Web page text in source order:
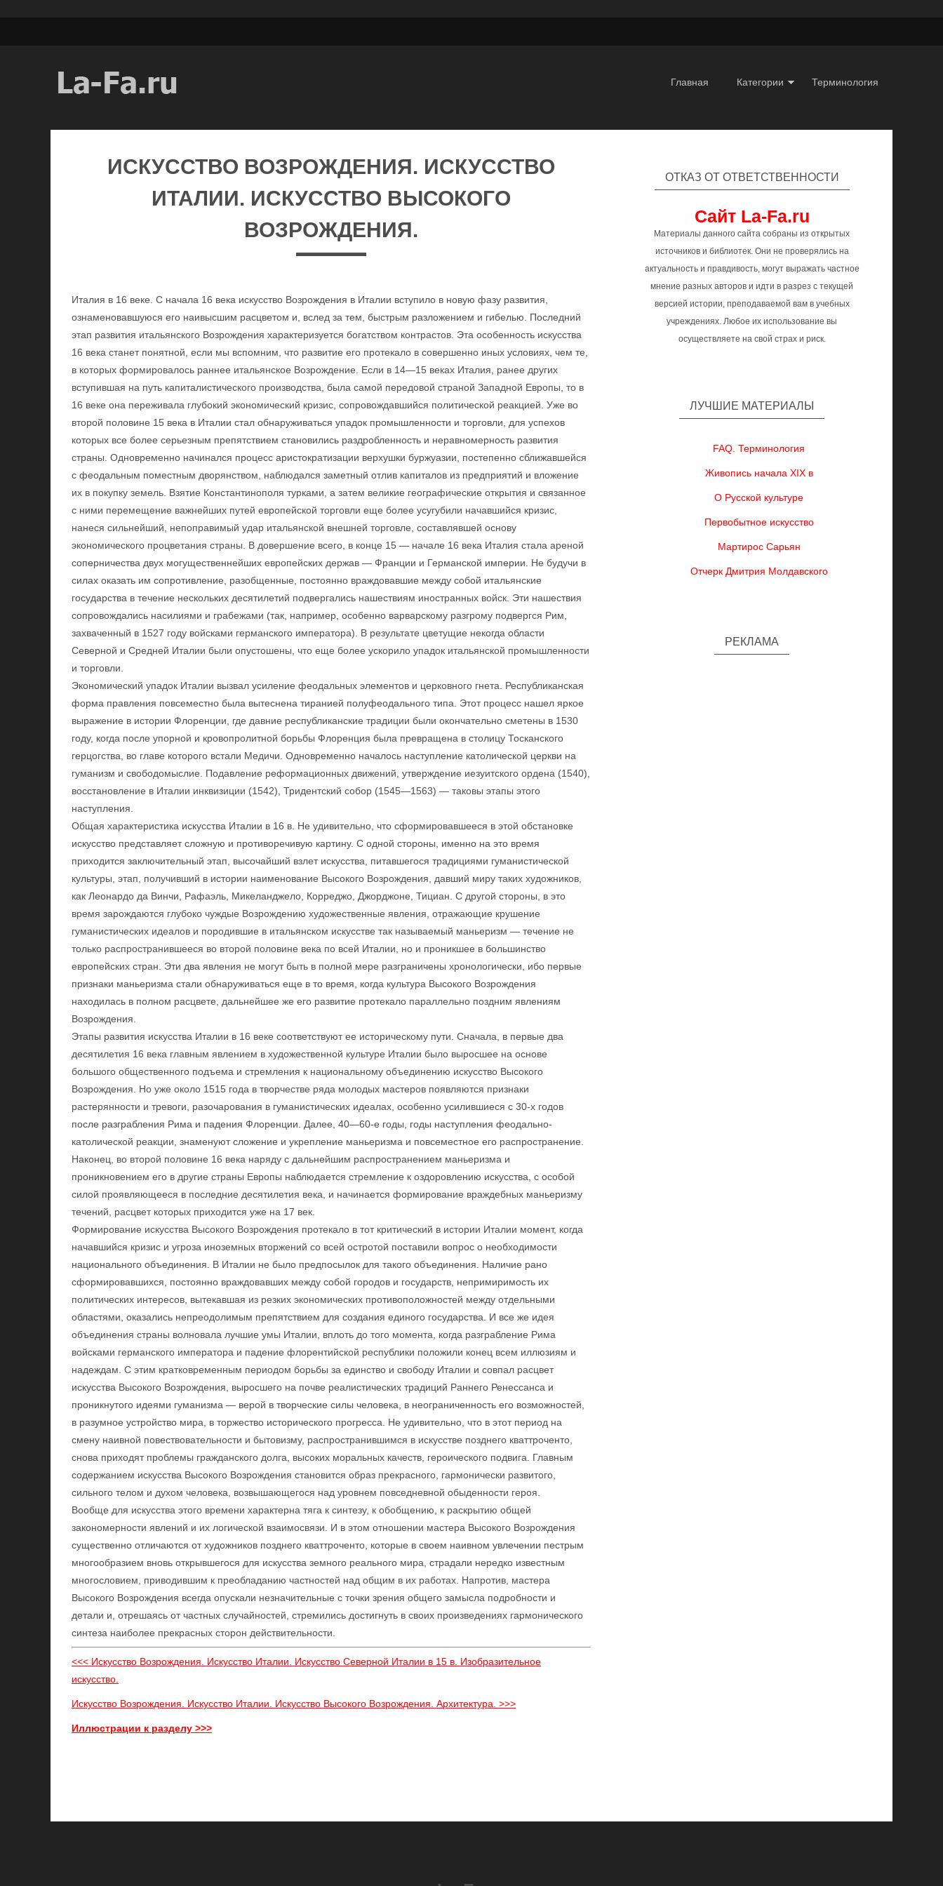
Главная Категории Терминология
ИСКУССТВО ВОЗРОЖДЕНИЯ. ИСКУССТВО
ИТАЛИИ. ИСКУССТВО ВЫСОКОГО
ВОЗРОЖДЕНИЯ.
Италия в 16 веке. С начала 16 века искусство Возрождения в Италии вступило в новую фазу развития,
ознаменовавшуюся его наивысшим расцветом и, вслед за тем, быстрым разложением и гибелью. Последний
этап развития итальянского Возрождения характеризуется богатством контрастов. Эта особенность искусства
16 века станет понятной, если мы вспомним, что развитие его протекало в совершенно иных условиях, чем те,
в которых формировалось раннее итальянское Возрождение. Если в 14—15 веках Италия, ранее других
вступившая на путь капиталистического производства, была самой передовой страной Западной Европы, то в
16 веке она переживала глубокий экономический кризис, сопровождавшийся политической реакцией. Уже во
второй половине 15 века в Италии стал обнаруживаться упадок промышленности и торговли, для успехов
которых все более серьезным препятствием становились раздробленность и неравномерность развития
страны. Одновременно начинался процесс аристократизации верхушки буржуазии, постепенно сближавшейся
с феодальным поместным дворянством, наблюдался заметный отлив капиталов из предприятий и вложение
их в покупку земель. Взятие Константинополя турками, а затем великие географические открытия и связанное
с ними перемещение важнейших путей европейской торговли еще более усугубили начавшийся кризис,
нанеся сильнейший, непоправимый удар итальянской внешней торговле, составлявшей основу
экономического процветания страны. В довершение всего, в конце 15 — начале 16 века Италия стала ареной
соперничества двух могущественнейших европейских держав — Франции и Германской империи. Не будучи в
силах оказать им сопротивление, разобщенные, постоянно враждовавшие между собой итальянские
государства в течение нескольких десятилетий подвергались нашествиям иностранных войск. Эти нашествия
сопровождались насилиями и грабежами (так, например, особенно варварскому разгрому подвергся Рим,
захваченный в 1527 году войсками германского императора). В результате цветущие некогда области
Северной и Средней Италии были опустошены, что еще более ускорило упадок итальянской промышленности
и торговли.
Экономический упадок Италии вызвал усиление феодальных элементов и церковного гнета. Республиканская
форма правления повсеместно была вытеснена тиранией полуфеодального типа. Этот процесс нашел яркое
выражение в истории Флоренции, где давние республиканские традиции были окончательно сметены в 1530
году, когда после упорной и кровопролитной борьбы Флоренция была превращена в столицу Тосканского
герцогства, во главе которого встали Медичи. Одновременно началось наступление католической церкви на
гуманизм и свободомыслие. Подавление реформационных движений, утверждение иезуитского ордена (1540),
восстановление в Италии инквизиции (1542), Тридентский собор (1545—1563) — таковы этапы этого
наступления.
Общая характеристика искусства Италии в 16 в. Не удивительно, что сформировавшееся в этой обстановке
искусство представляет сложную и противоречивую картину. С одной стороны, именно на это время
приходится заключительный этап, высочайший взлет искусства, питавшегося традициями гуманистической
культуры, этап, получивший в истории наименование Высокого Возрождения, давший миру таких художников,
как Леонардо да Винчи, Рафаэль, Микеланджело, Корреджо, Джорджоне, Тициан. С другой стороны, в это
время зарождаются глубоко чуждые Возрождению художественные явления, отражающие крушение
гуманистических идеалов и породившие в итальянском искусстве так называемый маньеризм — течение не
только распространившееся во второй половине века по всей Италии, но и проникшее в большинство
европейских стран. Эти два явления не могут быть в полной мере разграничены хронологически, ибо первые
признаки маньеризма стали обнаруживаться еще в то время, когда культура Высокого Возрождения
находилась в полном расцвете, дальнейшее же его развитие протекало параллельно поздним явлениям
Возрождения.
Этапы развития искусства Италии в 16 веке соответствуют ее историческому пути. Сначала, в первые два
десятилетия 16 века главным явлением в художественной культуре Италии было выросшее на основе
большого общественного подъема и стремления к национальному объединению искусство Высокого
Возрождения. Но уже около 1515 года в творчестве ряда молодых мастеров появляются признаки
растерянности и тревоги, разочарования в гуманистических идеалах, особенно усилившиеся с 30-х годов
после разграбления Рима и падения Флоренции. Далее, 40—60-е годы, годы наступления феодально-
католической реакции, знаменуют сложение и укрепление маньеризма и повсеместное его распространение.
Наконец, во второй половине 16 века наряду с дальнейшим распространением маньеризма и
проникновением его в другие страны Европы наблюдается стремление к оздоровлению искусства, с особой
силой проявляющееся в последние десятилетия века, и начинается формирование враждебных маньеризму
течений, расцвет которых приходится уже на 17 век.
Формирование искусства Высокого Возрождения протекало в тот критический в истории Италии момент, когда
начавшийся кризис и угроза иноземных вторжений со всей остротой поставили вопрос о необходимости
национального объединения. В Италии не было предпосылок для такого объединения. Наличие рано
сформировавшихся, постоянно враждовавших между собой городов и государств, непримиримость их
политических интересов, вытекавшая из резких экономических противоположностей между отдельными
областями, оказались непреодолимым препятствием для создания единого государства. И все же идея
объединения страны волновала лучшие умы Италии, вплоть до того момента, когда разграбление Рима
войсками германского императора и падение флорентийской республики положили конец всем иллюзиям и
надеждам. С этим кратковременным периодом борьбы за единство и свободу Италии и совпал расцвет
искусства Высокого Возрождения, выросшего на почве реалистических традиций Раннего Ренессанса и
проникнутого идеями гуманизма — верой в творческие силы человека, в неограниченность его возможностей,
в разумное устройство мира, в торжество исторического прогресса. Не удивительно, что в этот период на
смену наивной повествовательности и бытовизму, распространившимся в искусстве позднего кваттроченто,
снова приходят проблемы гражданского долга, высоких моральных качеств, героического подвига. Главным
содержанием искусства Высокого Возрождения становится образ прекрасного, гармонически развитого,
сильного телом и духом человека, возвышающегося над уровнем повседневной обыденности героя.
Вообще для искусства этого времени характерна тяга к синтезу, к обобщению, к раскрытию общей
закономерности явлений и их логической взаимосвязи. И в этом отношении мастера Высокого Возрождения
существенно отличаются от художников позднего кваттроченто, которые в своем наивном увлечении пестрым
многообразием вновь открывшегося для искусства земного реального мира, страдали нередко известным
многословием, приводившим к преобладанию частностей над общим в их работах. Напротив, мастера
Высокого Возрождения всегда опускали незначительные с точки зрения общего замысла подробности и
детали и, отрешаясь от частных случайностей, стремились достигнуть в своих произведениях гармонического
синтеза наиболее прекрасных сторон действительности.
<<< Искусство Возрождения. Искусство Италии. Искусство Северной Италии в 15 в. Изобразительное
искусство.
Искусство Возрождения. Искусство Италии. Искусство Высокого Возрождения. Архитектура. >>>
Иллюстрации к разделу >>>
ОТКАЗ ОТ ОТВЕТСТВЕННОСТИ
Сайт La-Fa.ru
Материалы данного сайта собраны из открытых
источников и библиотек. Они не проверялись на
актуальность и правдивость, могут выражать частное
мнение разных авторов и идти в разрез с текущей
версией истории, преподаваемой вам в учебных
учреждениях. Любое их использование вы
осуществляете на свой страх и риск.
ЛУЧШИЕ МАТЕРИАЛЫ
FAQ. Терминология
Живопись начала XIX в
О Русской культуре
Первобытное искусство
Мартирос Сарьян
Отчерк Дмитрия Молдавского
РЕКЛАМА